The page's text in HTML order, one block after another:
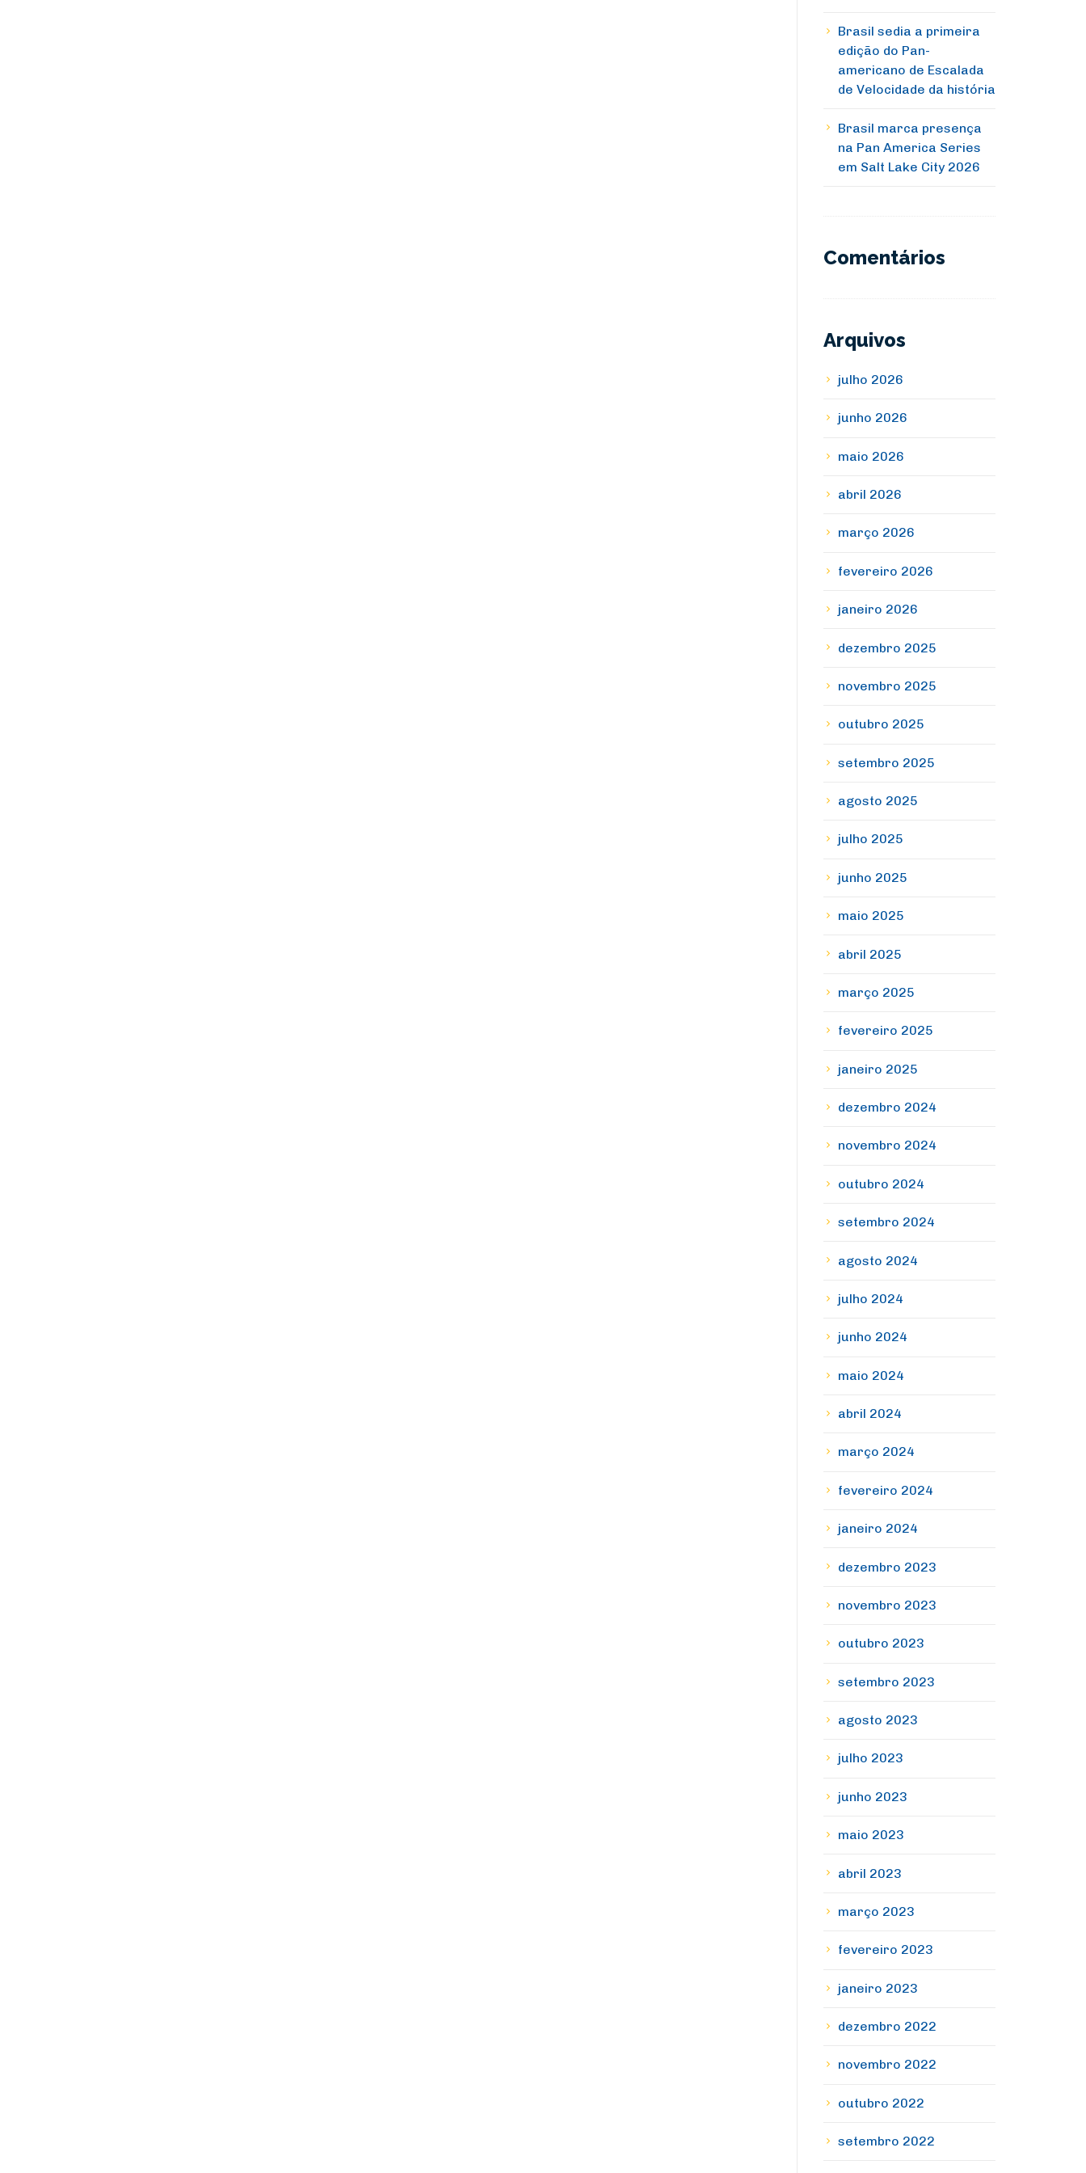
Brasil sedia a primeira
edição do Pan-
americano de Escalada
de Velocidade da história
Brasil marca presença
na Pan America Series
em Salt Lake City 2026
Comentários
Arquivos
julho 2026
junho 2026
maio 2026
abril 2026
março 2026
fevereiro 2026
janeiro 2026
dezembro 2025
novembro 2025
outubro 2025
setembro 2025
agosto 2025
julho 2025
junho 2025
maio 2025
abril 2025
março 2025
fevereiro 2025
janeiro 2025
dezembro 2024
novembro 2024
outubro 2024
setembro 2024
agosto 2024
julho 2024
junho 2024
maio 2024
abril 2024
março 2024
fevereiro 2024
janeiro 2024
dezembro 2023
novembro 2023
outubro 2023
setembro 2023
agosto 2023
julho 2023
junho 2023
maio 2023
abril 2023
março 2023
fevereiro 2023
janeiro 2023
dezembro 2022
novembro 2022
outubro 2022
setembro 2022